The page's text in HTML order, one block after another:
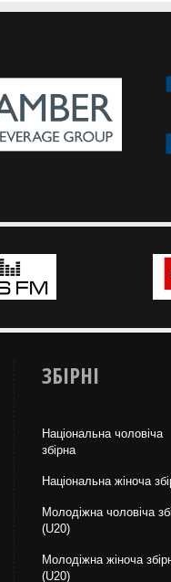
ЗБІРНІ
Національна чоловіча
збірна
Національна жiноча
Молодіжна чоловіча
(U20)
Молодіжна жіноча
(U20)